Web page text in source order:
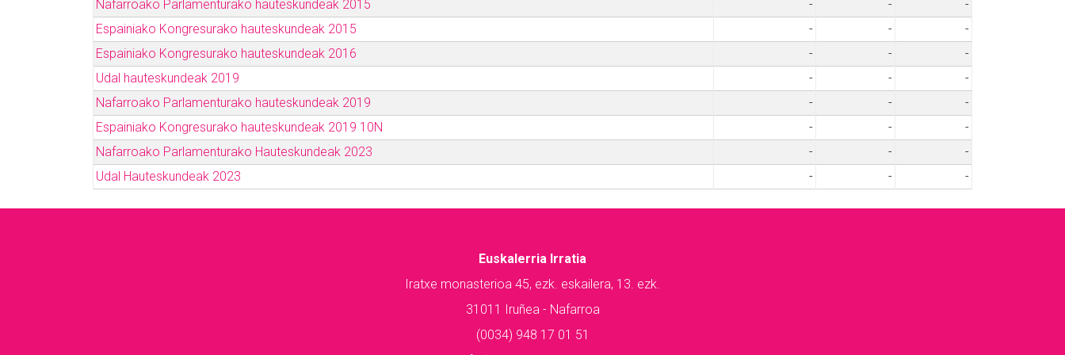
Nafarroako Parlamenturako hauteskundeak 2015
- -
-
Espainiako Kongresurako hauteskundeak 2015
- -
-
Espainiako Kongresurako hauteskundeak 2016
- -
-
Udal hauteskundeak 2019
- -
-
Nafarroako Parlamenturako hauteskundeak 2019
- -
-
Espainiako Kongresurako hauteskundeak 2019 10N
- -
-
Nafarroako Parlamenturako Hauteskundeak 2023
- -
-
Udal Hauteskundeak 2023
- - -
Euskalerria Irratia
Iratxe monasterioa 45, ezk. eskailera, 13. ezk.
31011 Iruñea - Nafarroa
(0034) 948 17 01 51